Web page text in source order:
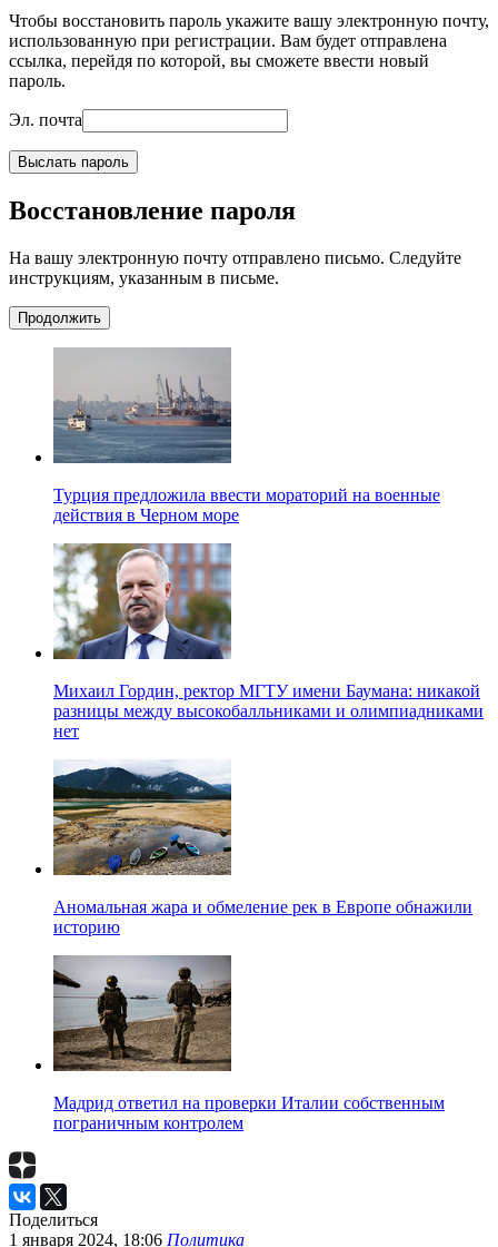
Чтобы восстановить пароль укажите вашу электронную почту,
использованную при регистрации. Вам будет отправлена
ссылка, перейдя по которой, вы сможете ввести новый
пароль.
Эл. почта
Выслать пароль
Восстановление пароля
На вашу электронную почту отправлено письмо. Следуйте
инструкциям, указанным в письме.
Продолжить
Турция предложила ввести мораторий на военные
действия в Черном море
Михаил Гордин, ректор МГТУ имени Баумана: никакой
разницы между высокобалльниками и олимпиадниками
нет
Аномальная жара и обмеление рек в Европе обнажили
историю
Мадрид ответил на проверки Италии собственным
пограничным контролем
Поделиться
1 января 2024, 18:06 Политика